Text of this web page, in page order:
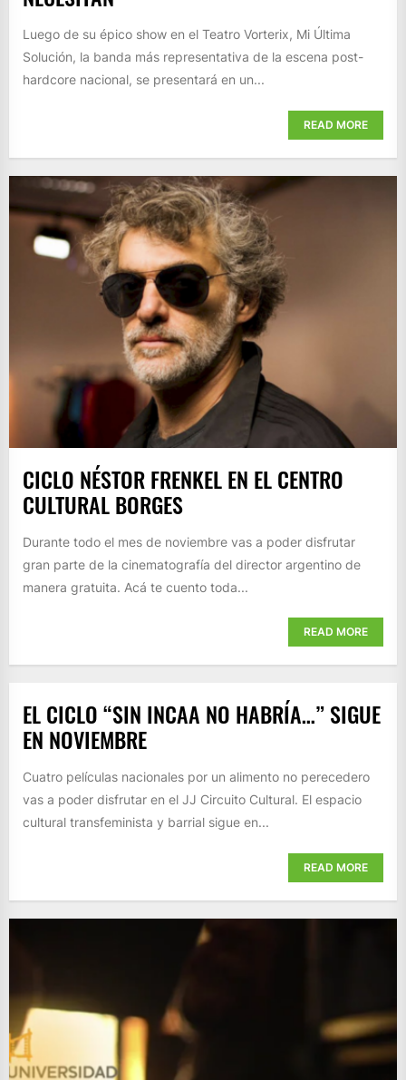
Luego de su épico show en el Teatro Vorterix, Mi Última
Solución, la banda más representativa de la escena post-
hardcore nacional, se presentará en un...
READ MORE
CICLO NÉSTOR FRENKEL EN EL CENTRO
CULTURAL BORGES
Durante todo el mes de noviembre vas a poder disfrutar
gran parte de la cinematografía del director argentino de
manera gratuita. Acá te cuento toda...
READ MORE
EL CICLO “SIN INCAA NO HABRÍA…” SIGUE
EN NOVIEMBRE
Cuatro películas nacionales por un alimento no perecedero
vas a poder disfrutar en el JJ Circuito Cultural. El espacio
cultural transfeminista y barrial sigue en...
READ MORE